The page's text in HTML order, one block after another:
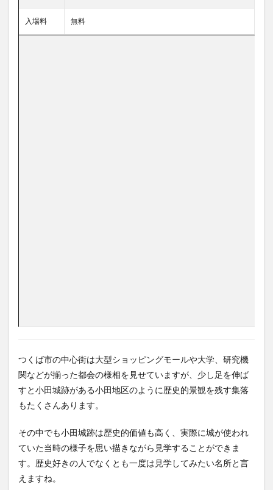
入場料 無料
つくば市の中心街は大型ショッピングモールや大学、研究機
関などが揃った都会の様相を見せていますが、少し足を伸ば
すと小田城跡がある小田地区のように歴史的景観を残す集落
もたくさんあります。
その中でも小田城跡は歴史的価値も高く、実際に城が使われ
ていた当時の様子を思い描きながら見学することができま
す。歴史好きの人でなくとも一度は見学してみたい名所と言
えますね。